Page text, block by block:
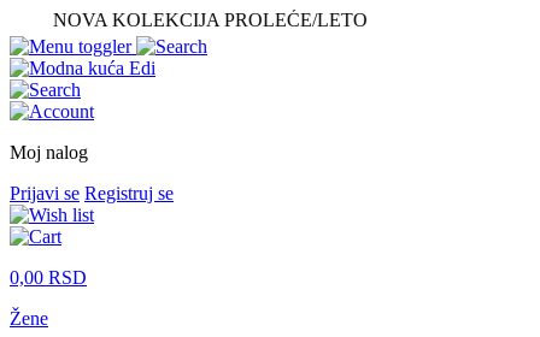
NOVA KOLEKCIJA PROLEĆE/LETO
Moj nalog
Prijavi se Registruj se
0,00 RSD
Žene